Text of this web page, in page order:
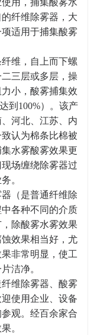
用，捕集酸雾水
纤维除雾器，大
适用于捕集酸雾
维，自上而下螺
三层或多层，操
小，酸雾捕集效
到100%）。该产
河北、江苏、内
认为棉条比棉被
水雾酸雾效果更
场缠绕除雾器过
。
（是普通纤维除
各种不同的介质
，除酸雾水雾效果
效果相当好，尤
非常明显，使工
洁净。
维除雾器、酸雾
使用企业、设备
观。经百余家合
。